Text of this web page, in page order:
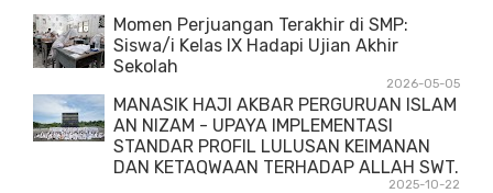
Momen Perjuangan Terakhir di SMP:
Siswa/i Kelas IX Hadapi Ujian Akhir
Sekolah
2026-05-05
MANASIK HAJI AKBAR PERGURUAN ISLAM
AN NIZAM - UPAYA IMPLEMENTASI
STANDAR PROFIL LULUSAN KEIMANAN
DAN KETAQWAAN TERHADAP ALLAH SWT.
2025-10-22